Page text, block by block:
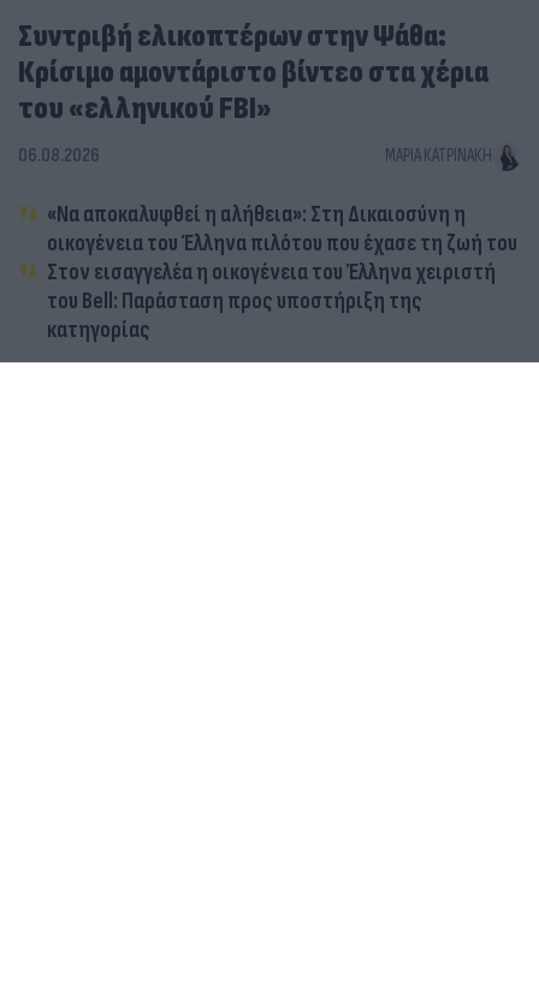
Συντριβή ελικοπτέρων στην Ψάθα:
Κρίσιμο αμοντάριστο βίντεο στα χέρια
του «ελληνικού FBI»
06.08.2026 ΜΑΡΊΑ ΚΑΤΡΙΝΆΚΗ
«Να αποκαλυφθεί η αλήθεια»: Στη Δικαιοσύνη η
οικογένεια του Έλληνα πιλότου που έχασε τη ζωή του
Στον εισαγγελέα η οικογένεια του Έλληνα χειριστή
του Bell: Παράσταση προς υποστήριξη της
κατηγορίας